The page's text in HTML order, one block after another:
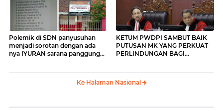
Polemik di SDN panyusuhan
menjadi sorotan dengan ada
nya IYURAN sarana panggung
KETUM PWDPI SAMBUT BAIK
PUTUSAN MK YANG PERKUAT
PERLINDUNGAN BAGI
Ke Halaman Nasional